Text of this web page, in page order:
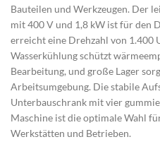
Bauteilen und Werkzeugen. Der
mit 400 V und 1,8 kW ist für den
erreicht eine Drehzahl von 1.400
Wasserkühlung schützt
Bearbeitung, und große Lager
Arbeitsumgebung. Die stabile
Unterbauschrank mit vier
Maschine ist die optimale Wahl
Werkstätten und Betrieben.